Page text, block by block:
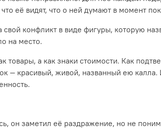
её видят, что о ней думают в момент
конфликт в виде фигуры, которую
на место.
товары, а как знаки стоимости. Как
— красивый, живой, названный ею
он заметил её раздражение, но не